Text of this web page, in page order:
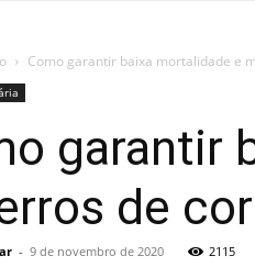
Como garantir baixa mortalidade e
garantir
de
- 9 de novembro de 2020 2115